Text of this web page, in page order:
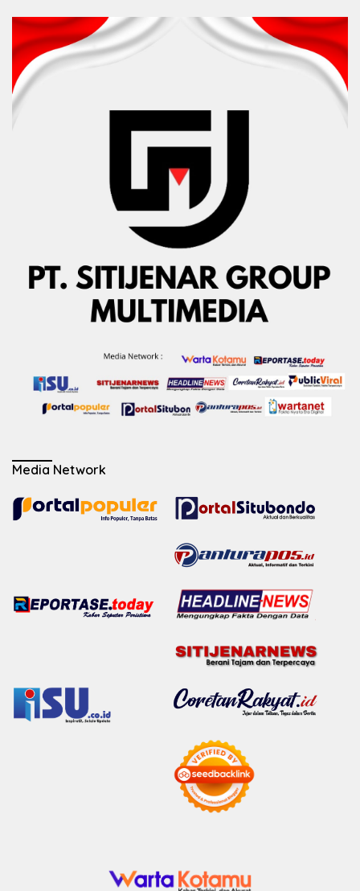
Media Network